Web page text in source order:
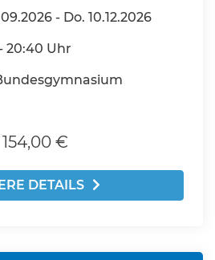
- Do. 10.12.2026
20:40 Uhr
154,00 €
DETAILS